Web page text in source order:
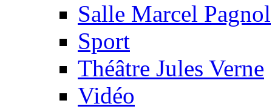
Salle Marcel Pagnol
Sport
Théâtre Jules Verne
Vidéo